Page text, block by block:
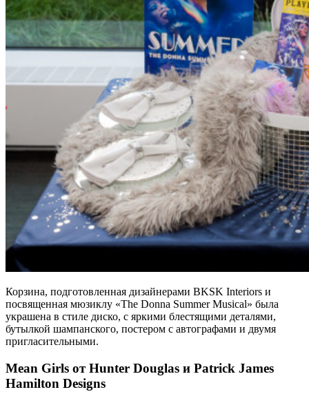
Корзина, подготовленная дизайнерами BKSK Interiors и
посвященная мюзиклу «The Donna Summer Musical» была
украшена в стиле диско, с яркими блестящими деталями,
бутылкой шампанского, постером с автографами и двумя
пригласительными.
Mean Girls от Hunter Douglas и Patrick James
Hamilton Designs